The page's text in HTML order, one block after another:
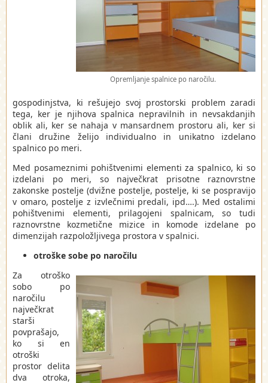
Opremljanje spalnice po naročilu.
gospodinjstva, ki rešujejo svoj prostorski problem zaradi
tega, ker je njihova spalnica nepravilnih in nevsakdanjih
oblik ali, ker se nahaja v mansardnem prostoru ali, ker si
člani družine želijo individualno in unikatno izdelano
spalnico po meri.
Med posameznimi pohištvenimi elementi za spalnico, ki so
izdelani po meri, so največkrat prisotne raznovrstne
zakonske postelje (dvižne postelje, postelje, ki se pospravijo
v omaro, postelje z izvlečnimi predali, ipd….). Med ostalimi
pohištvenimi elementi, prilagojeni spalnicam, so tudi
raznovrstne kozmetične mizice in komode izdelane po
dimenzijah razpoložljivega prostora v spalnici.
otroške sobe po naročilu
Za otroško
sobo po
naročilu
največkrat
starši
povprašajo,
ko si en
otroški
prostor delita
dva otroka,